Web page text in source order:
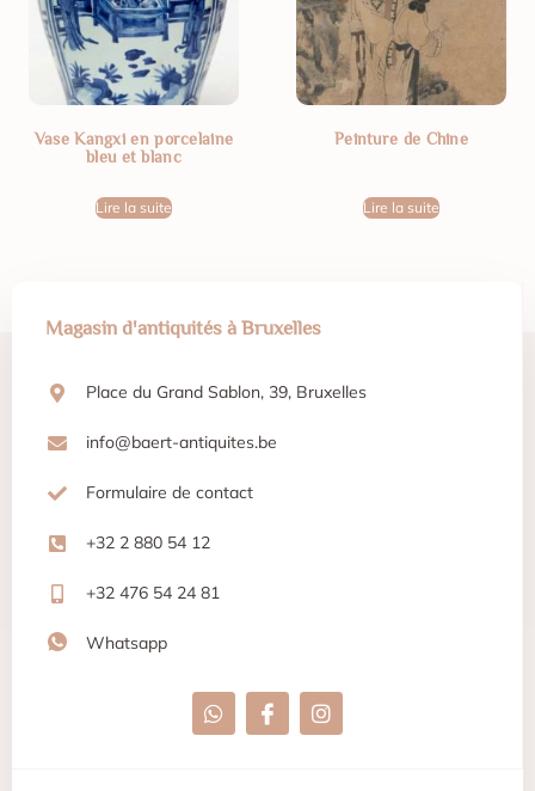
Vase Kangxi en porcelaine
bleu et blanc
Lire la suite
Peinture de Chine
Lire la suite
Magasin d'antiquités à Bruxelles
Place du Grand Sablon, 39, Bruxelles
info@baert-antiquites.be
Formulaire de contact
+32 2 880 54 12
+32 476 54 24 81
Whatsapp